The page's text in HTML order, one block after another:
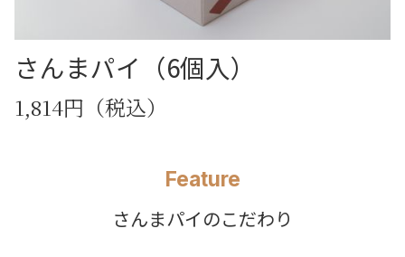
さんまパイ（6個入）
1,814円（税込）
Feature
さんまパイのこだわり